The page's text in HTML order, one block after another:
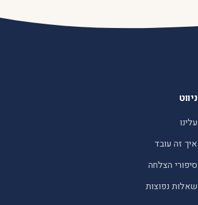
ניווט
עלינו
איך זה עובד
סיפורי הצלחה
שאלות נפוצות